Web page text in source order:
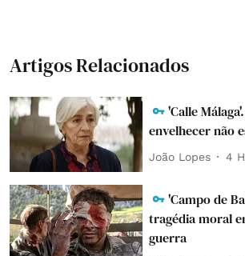
Artigos Relacionados
'Calle
envelhecer não
João Lopes 4
'Campo de
tragédia moral
guerra